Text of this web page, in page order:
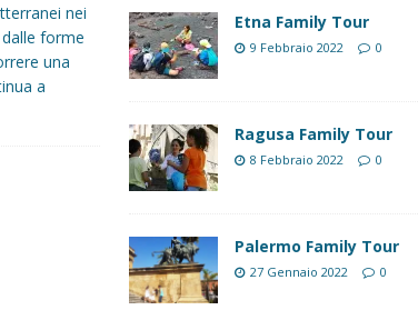
nei
forme
una
a
Etna Family Tour
9 Febbraio 2022 0
Ragusa Family Tour
8 Febbraio 2022 0
Palermo Family Tour
27 Gennaio 2022 0